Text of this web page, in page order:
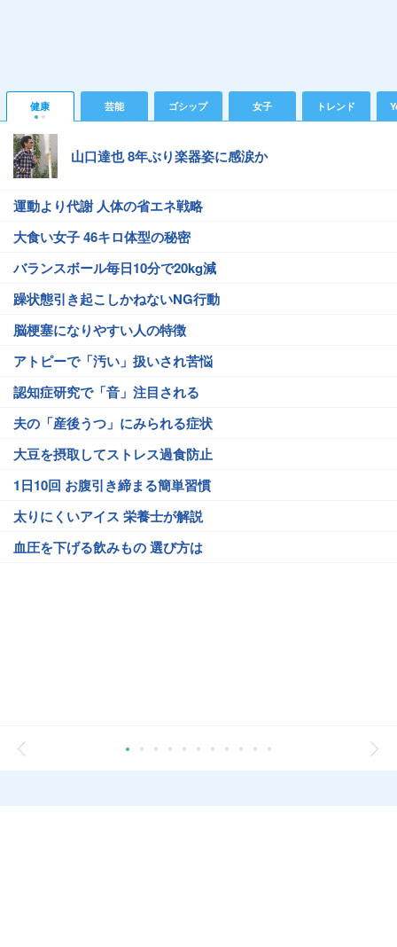
健康 芸能 ゴシップ 女子 トレンド
山口達也 8年ぶり楽器姿に感涙か
運動より代謝 人体の省エネ戦略
大食い女子 46キロ体型の秘密
バランスボール毎日10分で20kg減
躁状態引き起こしかねないNG行動
脳梗塞になりやすい人の特徴
アトピーで「汚い」扱いされ苦悩
認知症研究で「音」注目される
夫の「産後うつ」にみられる症状
大豆を摂取してストレス過食防止
1日10回 お腹引き締まる簡単習慣
太りにくいアイス 栄養士が解説
血圧を下げる飲みもの 選び方は